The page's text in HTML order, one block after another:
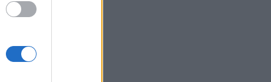
Iskander και Sarmat
ΔΙΕΘΝΗ
Φύλακας δικαστηρίου